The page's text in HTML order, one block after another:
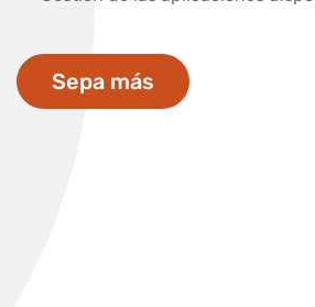
Sepa más